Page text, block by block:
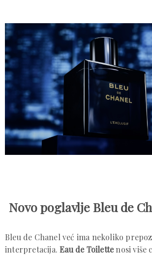
Novo poglavlje Bleu de
Bleu de Chanel već ima nekoliko
interpretacija.Eau de Toilettenosi više